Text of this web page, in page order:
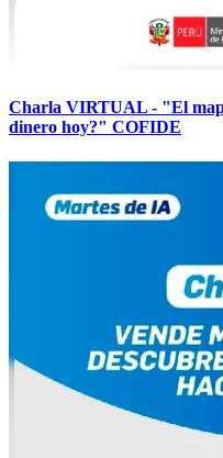
Charla VIRTUAL - "El
dinero hoy?" COFIDE